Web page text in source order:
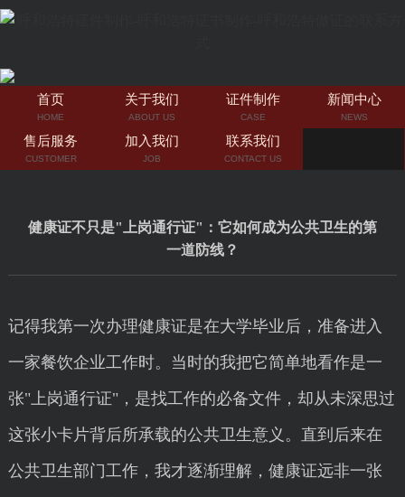
首页
HOME
关于我们
ABOUT US
证件制作
CASE
新闻中心
NEWS
售后服务
CUSTOMER
加入我们
JOB
联系我们
CONTACT US
健康证不只是"上岗通行证"：它如何成为公共卫生的第
一道防线？
记得我第一次办理健康证是在大学毕业后，准备进入
一家餐饮企业工作时。当时的我把它简单地看作是一
张"上岗通行证"，是找工作的必备文件，却从未深思过
这张小卡片背后所承载的公共卫生意义。直到后来在
公共卫生部门工作，我才逐渐理解，健康证远非一张